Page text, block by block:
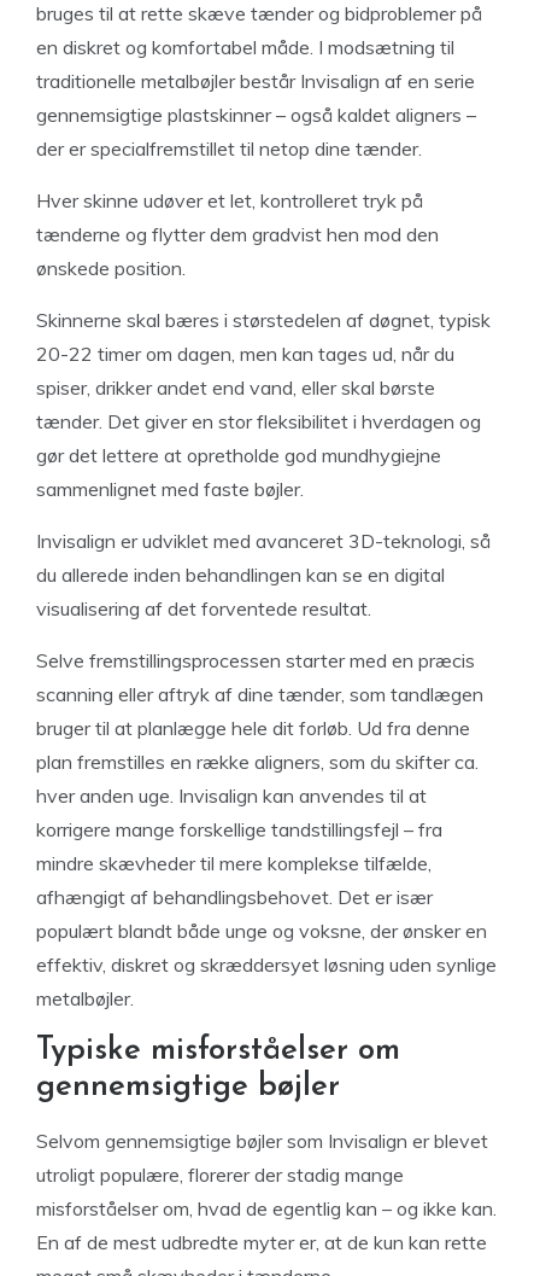
bruges til at rette skæve tænder og bidproblemer på
en diskret og komfortabel måde. I modsætning til
traditionelle metalbøjler består Invisalign af en serie
gennemsigtige plastskinner – også kaldet aligners –
der er specialfremstillet til netop dine tænder.
Hver skinne udøver et let, kontrolleret tryk på
tænderne og flytter dem gradvist hen mod den
ønskede position.
Skinnerne skal bæres i størstedelen af døgnet, typisk
20-22 timer om dagen, men kan tages ud, når du
spiser, drikker andet end vand, eller skal børste
tænder. Det giver en stor fleksibilitet i hverdagen og
gør det lettere at opretholde god mundhygiejne
sammenlignet med faste bøjler.
Invisalign er udviklet med avanceret 3D-teknologi, så
du allerede inden behandlingen kan se en digital
visualisering af det forventede resultat.
Selve fremstillingsprocessen starter med en præcis
scanning eller aftryk af dine tænder, som tandlægen
bruger til at planlægge hele dit forløb. Ud fra denne
plan fremstilles en række aligners, som du skifter ca.
hver anden uge. Invisalign kan anvendes til at
korrigere mange forskellige tandstillingsfejl – fra
mindre skævheder til mere komplekse tilfælde,
afhængigt af behandlingsbehovet. Det er især
populært blandt både unge og voksne, der ønsker en
effektiv, diskret og skræddersyet løsning uden synlige
metalbøjler.
Typiske misforståelser om
gennemsigtige bøjler
Selvom gennemsigtige bøjler som Invisalign er blevet
utroligt populære, florerer der stadig mange
misforståelser om, hvad de egentlig kan – og ikke kan.
En af de mest udbredte myter er, at de kun kan rette